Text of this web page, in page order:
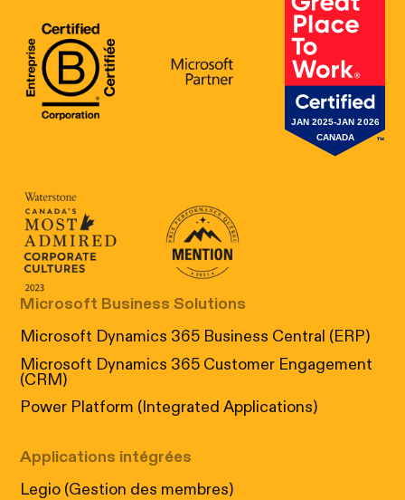
B Corp Certification
Microsoft Great
Canada's Most Admired Corporate
Prix performance Quebec
Microsoft Business Solutions
Microsoft Dynamics 365 Business Central (ERP)
Microsoft Dynamics 365 Customer Engagement
(CRM)
Power Platform (Integrated Applications)
Applications intégrées
Legio (Gestion des membres)